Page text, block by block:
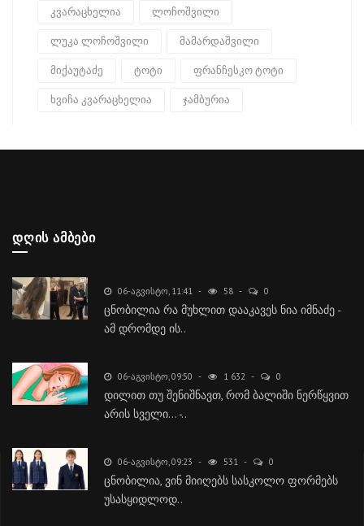
კვარაცხელია ლოჩოშვილი
ლუკა ლოჩოშვილი მამარდაშვილი
მიქაუტაძე ტოტი ფრანჩესკო ტოტი
ხვიჩა კვარაცხელია ჯამბურია
ᲓᲦᲘᲡ ᲐᲛᲑᲔᲑᲘ
06-ᲐᲒᲕᲘᲡᲢᲝ, 11:41 58 0
ცნობილია რა მუხლით დააკავეს ნია იმნაძე -
ამ დრომდე ის..
06-ᲐᲒᲕᲘᲡᲢᲝ, 09:50 1 632 0
დილით თუ შენიშნავთ, რომ ბალიში ნერწყვით
არის სველი... -..
06-ᲐᲒᲕᲘᲡᲢᲝ, 09:23 531 0
ცნობილია, ვინ მიიღებს სასკოლო ფორმებს
უსასყიდლოდ..